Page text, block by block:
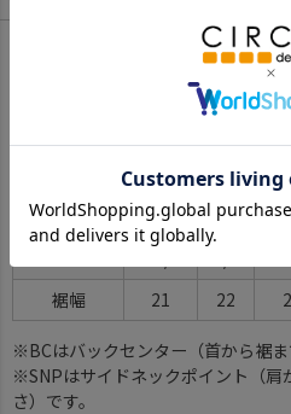
120
25
18 20
ヒップ幅
40 42
裾幅
21 22
※BCはバックセンター（首から裾ま
※SNPはサイドネックポイント（肩
さ）です。